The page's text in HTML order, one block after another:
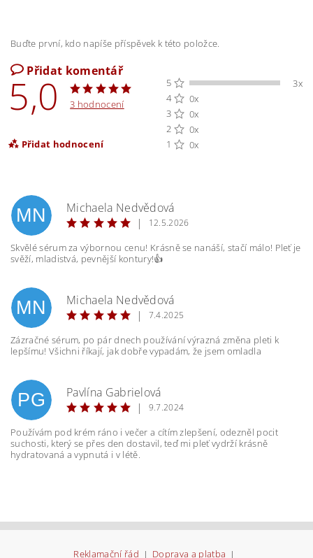
Buďte první, kdo napíše příspěvek k této položce.
Přidat komentář
5,0 3 hodnocení
Přidat hodnocení
5
3x
4
0x
3
0x
2
0x
1
0x
Vložením hodnocení souhlasíte s podmínkami
MN
Michaela Nedvědová
|
12.5.2026
Skvělé sérum za výbornou cenu! Krásně se nanáší, stačí málo! Pleť je
svěží, mladistvá, pevnější kontury!👍
MN
Michaela Nedvědová
|
7.4.2025
Zázračné sérum, po pár dnech používání výrazná změna pleti k
lepšímu! Všichni říkají, jak dobře vypadám, že jsem omladla
PG
Pavlína Gabrielová
|
9.7.2024
Používám pod krém ráno i večer a cítím zlepšení, odezněl pocit
suchosti, který se přes den dostavil, teď mi pleť vydrží krásně
hydratovaná a vypnutá i v létě.
Reklamační řád Doprava a platba